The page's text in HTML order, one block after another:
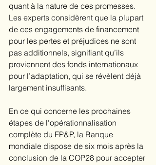
quant à la nature de ces promesses.
Les experts considèrent que la plupart
de ces engagements de financement
pour les pertes et préjudices ne sont
pas additionnels, signifiant qu’ils
proviennent des fonds internationaux
pour l’adaptation, qui se révèlent déjà
largement insuffisants.
En ce qui concerne les prochaines
étapes de l'opérationnalisation
complète du FP&P, la Banque
mondiale dispose de six mois après la
conclusion de la COP28 pour accepter